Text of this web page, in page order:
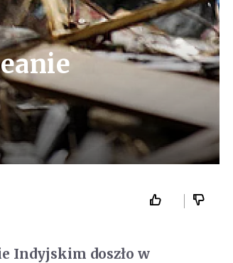
Indyjskim doszło w